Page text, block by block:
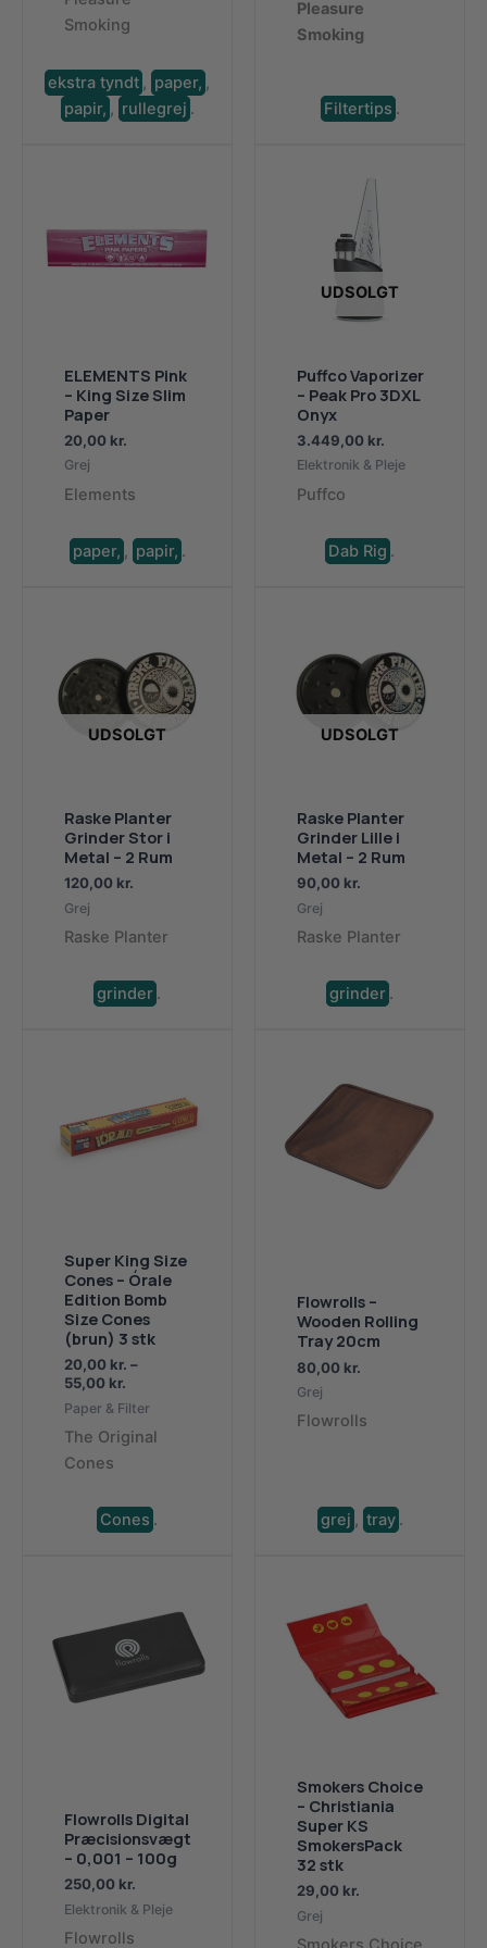
Smoking
ekstra tyndt paper,
papir,
rullegrej .
Pleasure
Smoking
Filtertips .
ELEMENTS Pink
– King Size Slim
Paper
20,00 kr.
Grej
Elements
paper, , papir, .
UDSOLGT
Puffco Vaporizer
– Peak Pro 3DXL
Onyx
3.449,00 kr.
Elektronik & Pleje
Puffco
Dab Rig .
UDSOLGT
Raske Planter
Grinder Stor i
Metal – 2 Rum
120,00 kr.
Grej
Raske Planter
grinder .
UDSOLGT
Raske Planter
Grinder Lille i
Metal – 2 Rum
90,00 kr.
Grej
Raske Planter
grinder .
Super King Size
Cones – Órale
Edition Bomb
Size Cones
(brun) 3 stk
20,00 kr. –
55,00 kr.
20,00 kr.
til
55,00 kr.
Paper & Filter
The Original
Cones
Cones .
Flowrolls –
Wooden Rolling
Tray 20cm
80,00 kr.
Grej
Flowrolls
grej , tray .
Flowrolls Digital
Præcisionsvægt
– 0,001 – 100g
250,00 kr.
Elektronik & Pleje
Flowrolls
Smokers Choice
– Christiania
Super KS
SmokersPack
32 stk
29,00 kr.
Grej